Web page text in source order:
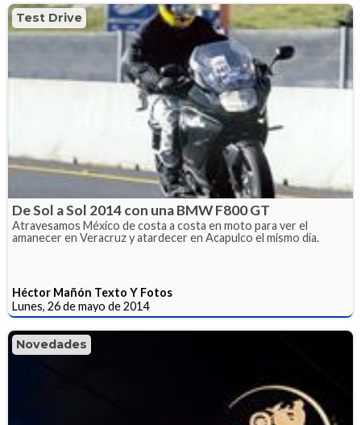
Test Drive
De Sol a Sol 2014 con una BMW F800 GT
Atravesamos México de costa a costa en moto para ver el
amanecer en Veracruz y atardecer en Acapulco el mismo día.
Héctor Mañón Texto Y Fotos
Lunes, 26 de mayo de 2014
Novedades